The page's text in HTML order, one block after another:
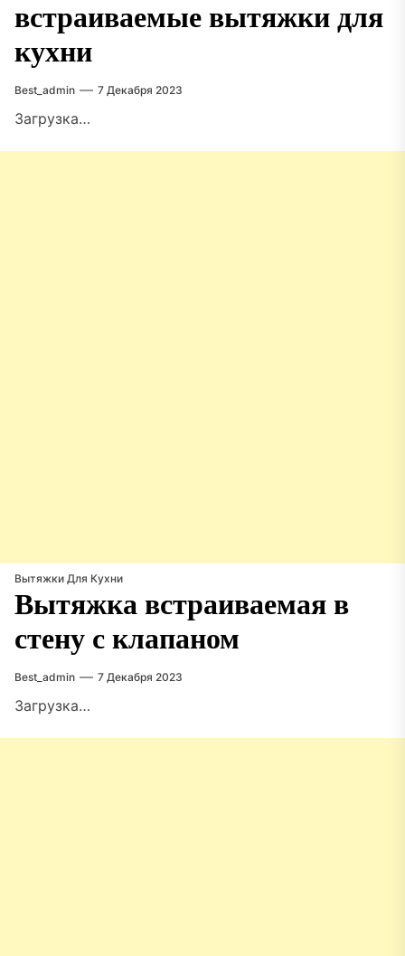
встраиваемые вытяжки для
кухни
Best_admin 7 Декабря 2023
Загрузка…
Вытяжки Для Кухни
Вытяжка встраиваемая в
стену с клапаном
Best_admin 7 Декабря 2023
Загрузка…